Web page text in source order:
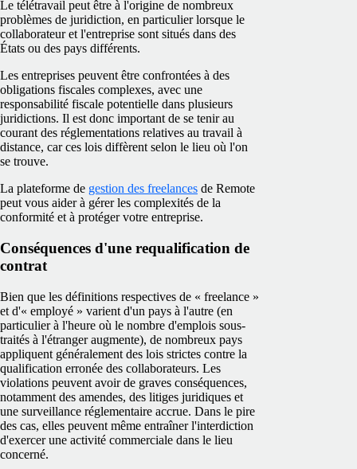
Le télétravail peut être à l'origine de nombreux
problèmes de juridiction, en particulier lorsque le
collaborateur et l'entreprise sont situés dans des
États ou des pays différents.
Les entreprises peuvent être confrontées à des
obligations fiscales complexes, avec une
responsabilité fiscale potentielle dans plusieurs
juridictions. Il est donc important de se tenir au
courant des réglementations relatives au travail à
distance, car ces lois diffèrent selon le lieu où l'on
se trouve.
La plateforme de gestion des freelances de Remote
peut vous aider à gérer les complexités de la
conformité et à protéger votre entreprise.
Conséquences d'une requalification de
contrat
Bien que les définitions respectives de « freelance »
et d'« employé » varient d'un pays à l'autre (en
particulier à l'heure où le nombre d'emplois sous-
traités à l'étranger augmente), de nombreux pays
appliquent généralement des lois strictes contre la
qualification erronée des collaborateurs. Les
violations peuvent avoir de graves conséquences,
notamment des amendes, des litiges juridiques et
une surveillance réglementaire accrue. Dans le pire
des cas, elles peuvent même entraîner l'interdiction
d'exercer une activité commerciale dans le lieu
concerné.